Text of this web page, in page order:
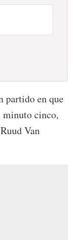
partido en que
minuto cinco,
Van